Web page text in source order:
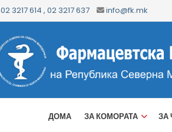
02 3217 614 , 02 3217 637 info@fk.mk
ДОМА ЗА КОМОРАТА ЗА